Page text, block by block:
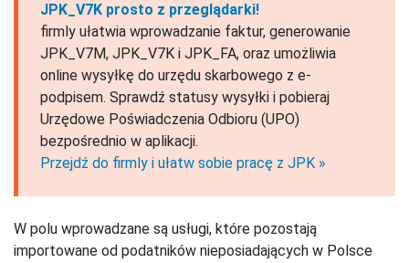
JPK_V7K prosto z przeglądarki!
firmly ułatwia wprowadzanie faktur, generowanie
JPK_V7M, JPK_V7K i JPK_FA, oraz umożliwia
online wysyłkę do urzędu skarbowego z e-
podpisem. Sprawdź statusy wysyłki i pobieraj
Urzędowe Poświadczenia Odbioru (UPO)
bezpośrednio w aplikacji.
Przejdź do firmly i ułatw sobie pracę z JPK »
W polu wprowadzane są usługi, które pozostają
importowane od podatników nieposiadających w Polsce